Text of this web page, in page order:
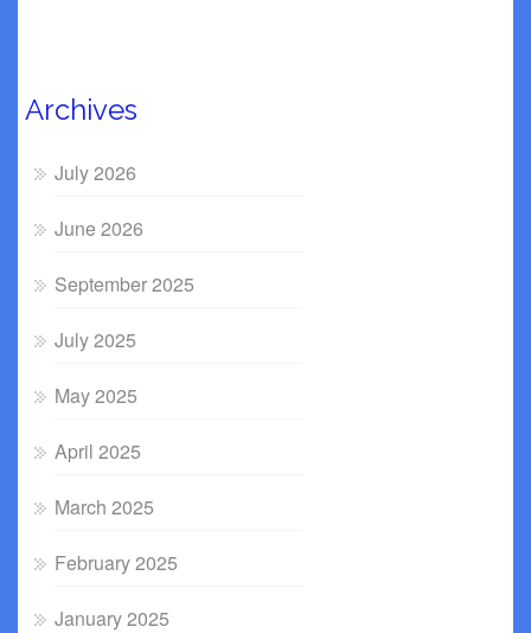
Archives
July 2026
June 2026
September 2025
July 2025
May 2025
April 2025
March 2025
February 2025
January 2025